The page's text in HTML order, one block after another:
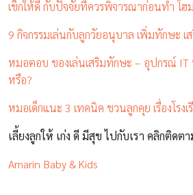
เช็กให้ดี กับปัจจัยที่ควรพิจารณาก่อนทำ โฮ
9 กิจกรรมเล่นกับลูกวัยอนุบาล เพิ่มทักษะ
หมอตอบ ของเล่นเสริมทักษะ – อุปกรณ์ IT
หรือ?
หมอเด็กแนะ 3 เทคนิค ชวนลูกคุย เรื่องโรง
เลี้ยงลูกให้ เก่ง ดี มีสุข ไปกับเรา คลิกติดต
Amarin Baby & Kids